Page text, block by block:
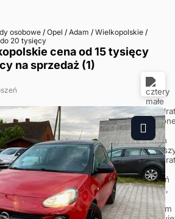
osobowe/ Opel / Adam / Wielkopolskie /
20 tysięcy
cena od 15 tysięcy
na sprzedaż (1)